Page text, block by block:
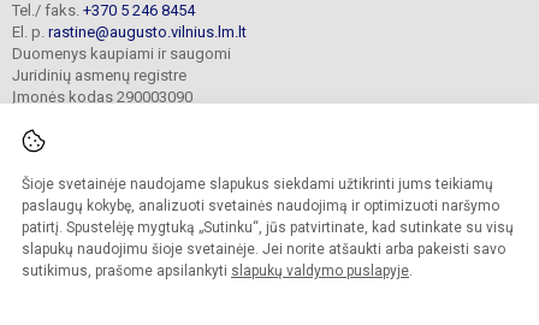
Šioje svetainėje naudojame slapukus siekdami užtikrinti jums teikiamų
paslaugų kokybę, analizuoti svetainės naudojimą ir optimizuoti naršymo
patirtį. Spustelėję mygtuką „Sutinku“, jūs patvirtinate, kad sutinkate su visų
slapukų naudojimu šioje svetainėje. Jei norite atšaukti arba pakeisti savo
sutikimus, prašome apsilankyti slapukų valdymo puslapyje.
Tel./ faks. +370 5 246 8454
El. p. rastine@augusto.vilnius.lm.lt
Duomenys kaupiami ir saugomi
Juridinių asmenų registre
Įmonės kodas 290003090
© 2021. Vilniaus Žygimanto Augusto progimnazija. Visos teisės saugomos.
Kopijuoti turinį be raštiško mokyklos sutikimo griežtai draudžiama.
Versija neįgaliesiems Slapukų valdymas